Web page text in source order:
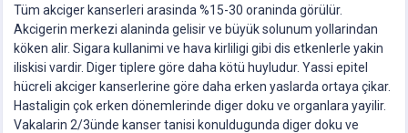
Tüm akciger kanserleri arasinda %15-30 oraninda görülür.
Akcigerin merkezi alaninda gelisir ve büyük solunum yollarindan
köken alir. Sigara kullanimi ve hava kirliligi gibi dis etkenlerle yakin
iliskisi vardir. Diger tiplere göre daha kötü huyludur. Yassi epitel
hücreli akciger kanserlerine göre daha erken yaslarda ortaya çikar.
Hastaligin çok erken dönemlerinde diger doku ve organlara yayilir.
Vakalarin 2/3ünde kanser tanisi konuldugunda diger doku ve